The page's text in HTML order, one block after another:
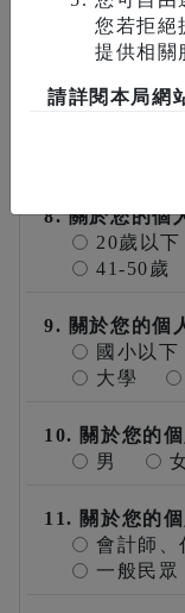
非常滿意
不滿意
7. 請問您不滿
(問答題)
8. 關於您的個
20歲以下
41-50歲
9. 關於您的個
國小以下
大學
10. 關於您的
男
11. 關於您的
會計師、
一般民眾
您若拒絕
提供相關
請詳閱本局網